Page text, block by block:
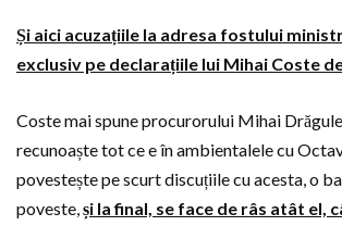
Și aici acuzațiile la adresa fostului
exclusiv pe declarațiile lui Mihai Coste
Coste mai spune procurorului Mihai
recunoaște tot ce e în ambientalele cu
povestește pe scurt discuțiile cu acesta, o
poveste,și la final, se face de râs atât el,